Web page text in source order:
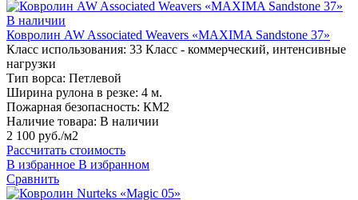
В наличии
Ковролин AW Associated Weavers «MAXIMA Sandstone 37»
Класс использования: 33 Класс - коммерческий, интенсивные
нагрузки
Тип ворса: Петлевой
Ширина рулона в резке: 4 м.
Пожарная безопасность: КМ2
Наличие товара: В наличии
2 100 руб./м2
Рассчитать стоимость
В избранное В избранном
Сравнить